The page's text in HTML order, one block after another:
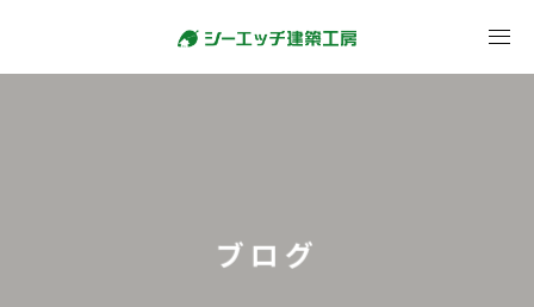
ブログ